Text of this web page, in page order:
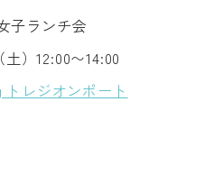
子ランチ会
）12:00〜14:00
レジオンポート